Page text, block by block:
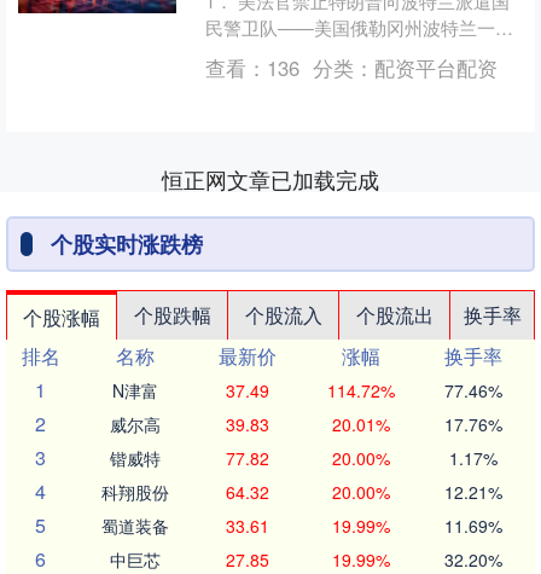
民警卫队——美国俄勒冈州波特兰一名
联邦法官裁定，禁止特朗普在针对其移
民政策的抗议....
查看： 136 分类： 配资平台配资
恒正网文章已加载完成
个股实时涨跌榜
个股涨幅 个股跌幅 个股流入 个股流出
换手率
排名
名称 最新价 涨幅
换手率
1
N津富 37.49 114.72% 77.46%
2 威尔高 39.83 20.01% 17.76%
3 锴威特 77.82 20.00% 1.17%
4 科翔股份 64.32 20.00% 12.21%
5 蜀道装备 33.61 19.99% 11.69%
6 中巨芯 27.85 19.99% 32.20%